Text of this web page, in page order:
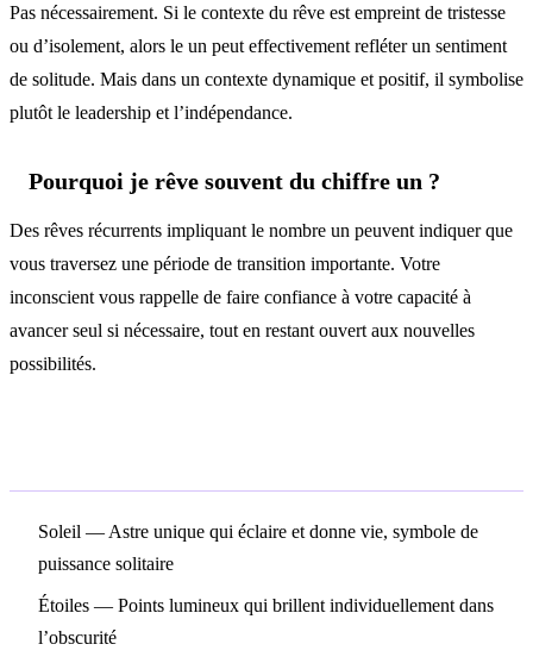
Pas nécessairement. Si le contexte du rêve est empreint de tristesse
ou d’isolement, alors le un peut effectivement refléter un sentiment
de solitude. Mais dans un contexte dynamique et positif, il symbolise
plutôt le leadership et l’indépendance.
Pourquoi je rêve souvent du chiffre un ?
Des rêves récurrents impliquant le nombre un peuvent indiquer que
vous traversez une période de transition importante. Votre
inconscient vous rappelle de faire confiance à votre capacité à
avancer seul si nécessaire, tout en restant ouvert aux nouvelles
possibilités.
Soleil — Astre unique qui éclaire et donne vie, symbole de
puissance solitaire
Étoiles — Points lumineux qui brillent individuellement dans
l’obscurité